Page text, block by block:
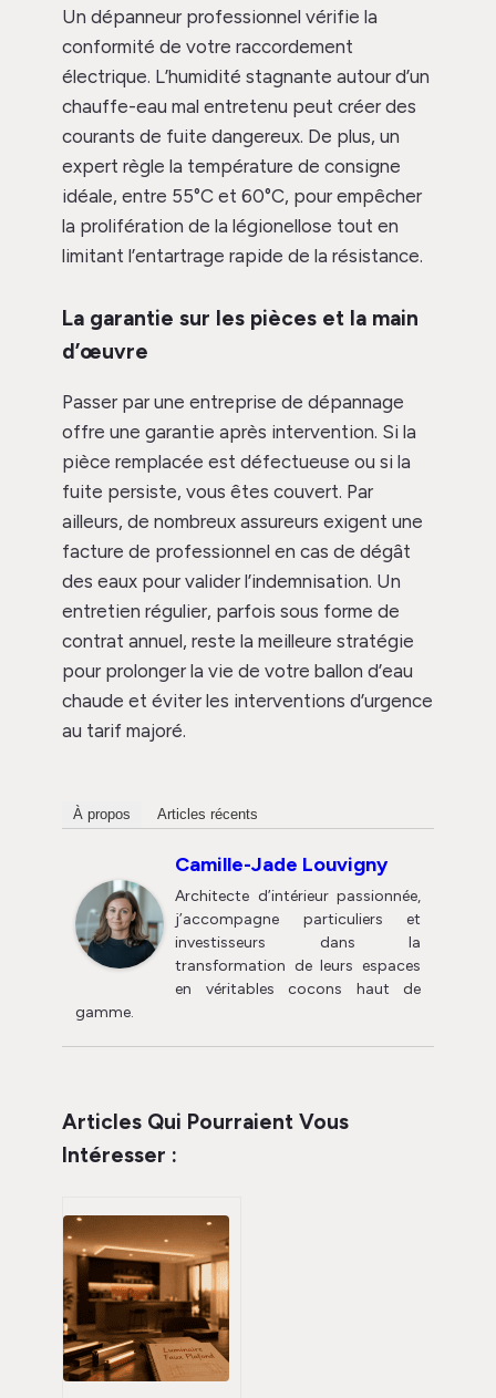
Un dépanneur professionnel vérifie la
conformité de votre raccordement
électrique. L’humidité stagnante autour d’un
chauffe-eau mal entretenu peut créer des
courants de fuite dangereux. De plus, un
expert règle la température de consigne
idéale, entre 55°C et 60°C, pour empêcher
la prolifération de la légionellose tout en
limitant l’entartrage rapide de la résistance.
La garantie sur les pièces et la main
d’œuvre
Passer par une entreprise de dépannage
offre une garantie après intervention. Si la
pièce remplacée est défectueuse ou si la
fuite persiste, vous êtes couvert. Par
ailleurs, de nombreux assureurs exigent une
facture de professionnel en cas de dégât
des eaux pour valider l’indemnisation. Un
entretien régulier, parfois sous forme de
contrat annuel, reste la meilleure stratégie
pour prolonger la vie de votre ballon d’eau
chaude et éviter les interventions d’urgence
au tarif majoré.
À propos Articles récents
Camille-Jade Louvigny
Architecte d’intérieur passionnée,
j’accompagne particuliers et
investisseurs dans la
transformation de leurs espaces
en véritables cocons haut de
gamme.
Articles Qui Pourraient Vous
Intéresser :